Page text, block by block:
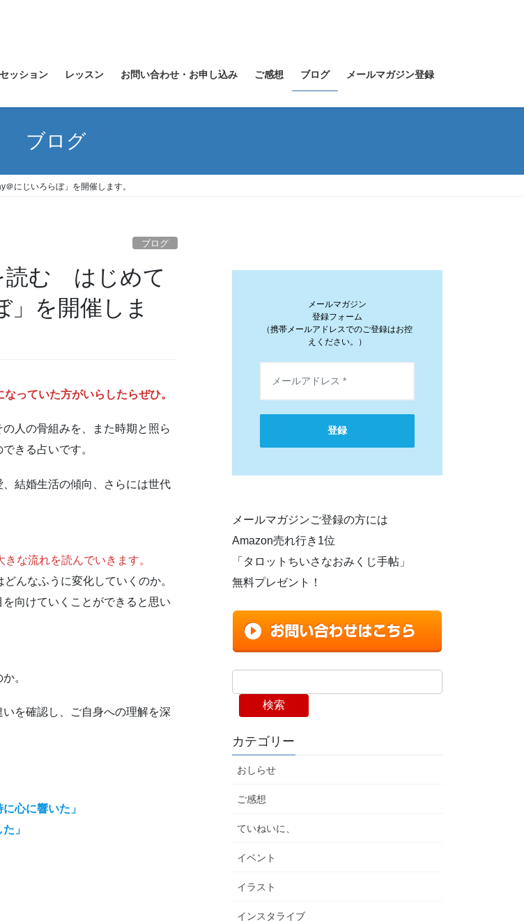
セッション レッスン お問い合わせ・お申し込み ご感想 ブログ メールマガジン登録
ブログ
にじいろらぼ」を開催します。
ブログ
読む はじめて
」を開催しま
っていた方がいらしたらぜひ。
人の骨組みを、また時期と照ら
きる占いです。
結婚生活の傾向、さらには世代
な流れを読んでいきます。
んなふうに変化していくのか。
向けていくことができると思い
。
を確認し、ご自身への理解を深
心に響いた」
」
メールマガジン
登録フォーム
（携帯メールアドレスでのご登録はお控
えください。）
登録
メールマガジンご登録の方には
Amazon売れ行き1位
「タロットちいさなおみくじ手帖」
無料プレゼント！
検索
カテゴリー
おしらせ
ご感想
ていねいに、
イベント
イラスト
インスタライブ